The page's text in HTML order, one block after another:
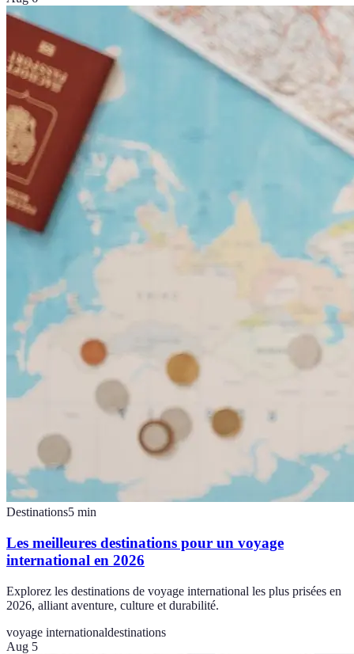
Destinations5 min
Les meilleures destinations pour un voyage
international en 2026
Explorez les destinations de voyage international les plus prisées en
2026, alliant aventure, culture et durabilité.
voyage internationaldestinations
Aug 5